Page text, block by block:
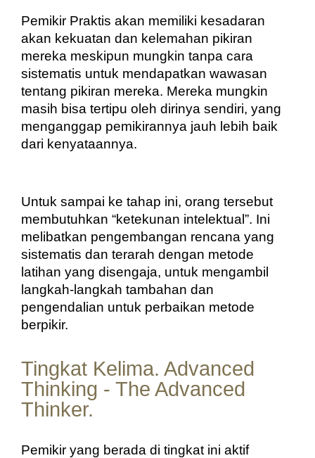
Pemikir Praktis akan memiliki kesadaran
akan kekuatan dan kelemahan pikiran
mereka meskipun mungkin tanpa cara
sistematis untuk mendapatkan wawasan
tentang pikiran mereka. Mereka mungkin
masih bisa tertipu oleh dirinya sendiri, yang
menganggap pemikirannya jauh lebih baik
dari kenyataannya.
Untuk sampai ke tahap ini, orang tersebut
membutuhkan “ketekunan intelektual”. Ini
melibatkan pengembangan rencana yang
sistematis dan terarah dengan metode
latihan yang disengaja, untuk mengambil
langkah-langkah tambahan dan
pengendalian untuk perbaikan metode
berpikir.
Tingkat Kelima. Advanced
Thinking - The Advanced
Thinker.
Pemikir yang berada di tingkat ini aktif